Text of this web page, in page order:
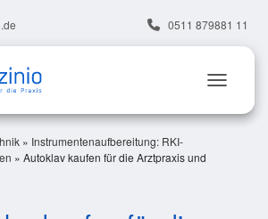
0511 879881 11
» Instrumentenaufbereitung: RKI-
» Autoklav kaufen für die Arztpraxis und